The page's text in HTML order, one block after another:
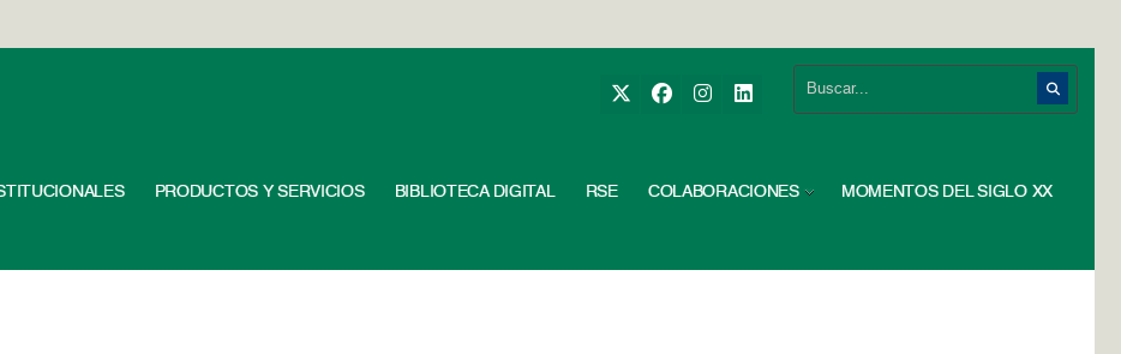
PRODUCTOS Y SERVICIOS BIBLIOTECA DIGITAL RSE COLABORACIONES MOMENTOS DEL SIGLO XX